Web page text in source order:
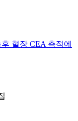
혈장 CEA 측적에